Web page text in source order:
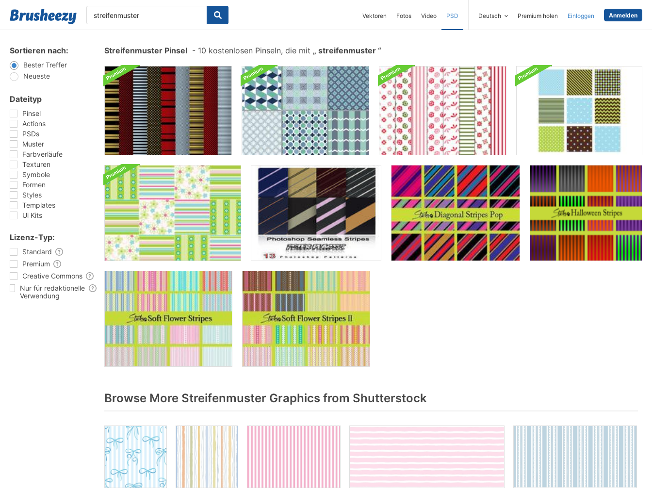
Vektoren Fotos Video PSD Deutsch Premium holen Einloggen Anmelden
Sortieren nach:
Bester Treffer
Neueste
Dateityp
Pinsel
Actions
PSDs
Muster
Farbverläufe
Texturen
Symbole
Formen
Styles
Templates
Ui Kits
Lizenz-Typ:
Standard
Premium
Creative Commons
Nur für redaktionelle
Verwendung
Streifenmuster Pinsel - 10 kostenlosen Pinseln, die mit streifenmuster
Browse More Streifenmuster Graphics from Shutterstock